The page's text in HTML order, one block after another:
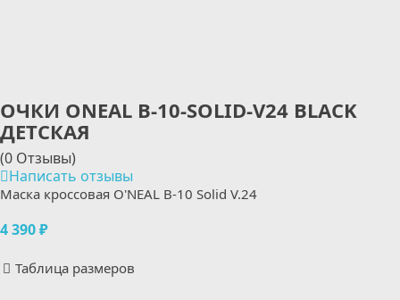
ОЧКИ ONEAL B-10-SOLID-V24 BLACK
ДЕТСКАЯ
(0 Отзывы)
Написать отзывы
Маска кроссовая O'NEAL B-10 Solid V.24
4 390 ₽
Таблица размеров